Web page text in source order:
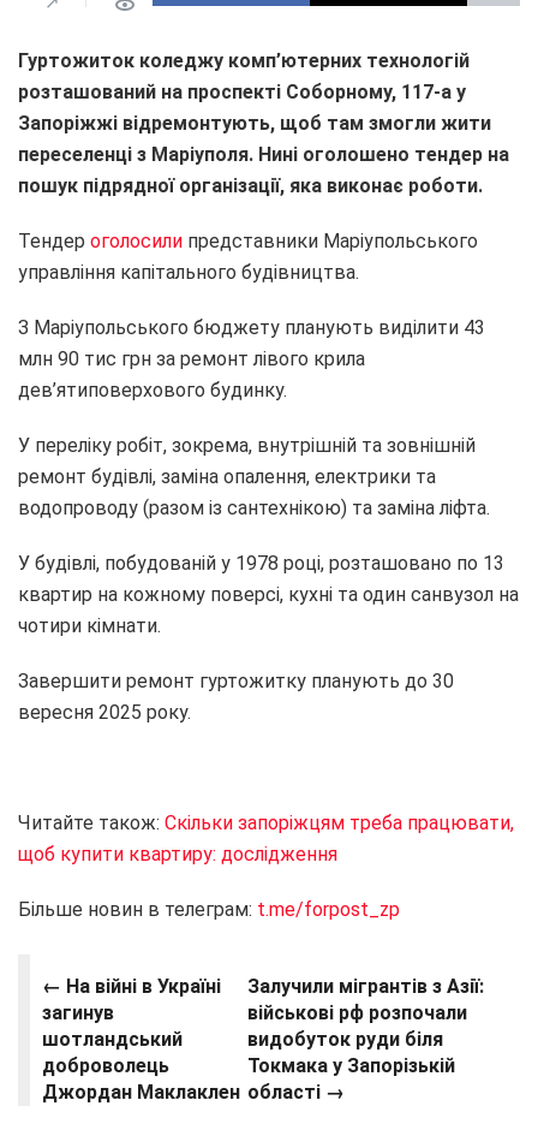
Гуртожиток коледжу комп’ютерних технологій
розташований на проспекті Соборному, 117-а у
Запоріжжі відремонтують, щоб там змогли жити
переселенці з Маріуполя. Нині оголошено тендер на
пошук підрядної організації, яка виконає роботи.
Тендер оголосили представники Маріупольського
управління капітального будівництва.
З Маріупольського бюджету планують виділити 43
млн 90 тис грн за ремонт лівого крила
дев’ятиповерхового будинку.
У переліку робіт, зокрема, внутрішній та зовнішній
ремонт будівлі, заміна опалення, електрики та
водопроводу (разом із сантехнікою) та заміна ліфта.
У будівлі, побудованій у 1978 році, розташовано по 13
квартир на кожному поверсі, кухні та один санвузол на
чотири кімнати.
Завершити ремонт гуртожитку планують до 30
вересня 2025 року.
Читайте також: Скільки запоріжцям треба працювати,
щоб купити квартиру: дослідження
Більше новин в телеграм: t.me/forpost_zp
← На війні в Україні
загинув
шотландський
доброволець
Джордан Маклаклен
Залучили мігрантів з Азії:
військові рф розпочали
видобуток руди біля
Токмака у Запорізькій
області →